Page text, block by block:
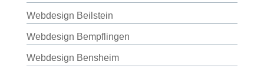
Webdesign Beilstein
Webdesign Bempflingen
Webdesign Bensheim